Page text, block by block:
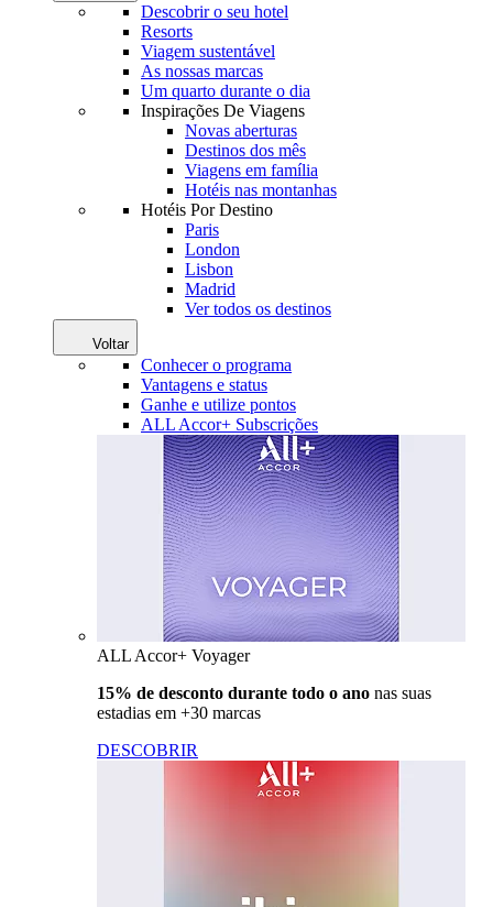
Descobrir o seu hotel
Resorts
Viagem sustentável
As nossas marcas
Um quarto durante o dia
Inspirações De Viagens
Novas aberturas
Destinos dos mês
Viagens em família
Hotéis nas montanhas
Hotéis Por Destino
Paris
London
Lisbon
Madrid
Ver todos os destinos
Voltar
Conhecer o programa
Vantagens e status
Ganhe e utilize pontos
ALL Accor+ Subscrições
ALL Accor+ Voyager
15% de desconto durante todo o ano nas suas
estadias em +30 marcas
DESCOBRIR